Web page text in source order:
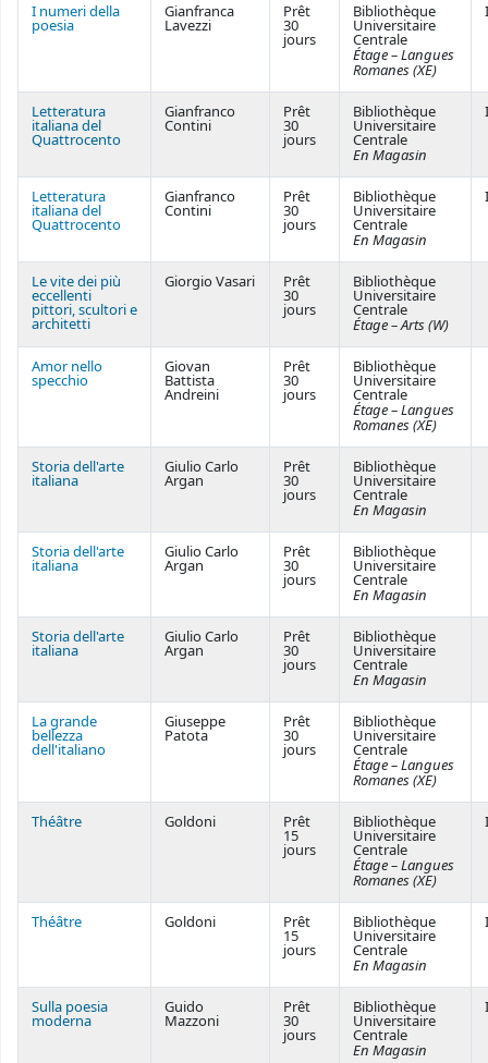
I numeri della
poesia
Gianfranca
Lavezzi
Prêt
30
jours
Bibliothèque
Universitaire
Centrale
Étage – Langues
Romanes (XE)
Letteratura
italiana del
Quattrocento
Gianfranco
Contini
Prêt
30
jours
Bibliothèque
Universitaire
Centrale
En Magasin
Letteratura
italiana del
Quattrocento
Gianfranco
Contini
Prêt
30
jours
Bibliothèque
Universitaire
Centrale
En Magasin
Le vite dei più
eccellenti
pittori, scultori e
architetti
Giorgio Vasari Prêt
30
jours
Bibliothèque
Universitaire
Centrale
Étage – Arts (W)
Amor nello
specchio
Giovan
Battista
Andreini
Prêt
30
jours
Bibliothèque
Universitaire
Centrale
Étage – Langues
Romanes (XE)
Storia dell'arte
italiana
Giulio Carlo
Argan
Prêt
30
jours
Bibliothèque
Universitaire
Centrale
En Magasin
Storia dell'arte
italiana
Giulio Carlo
Argan
Prêt
30
jours
Bibliothèque
Universitaire
Centrale
En Magasin
Storia dell'arte
italiana
Giulio Carlo
Argan
Prêt
30
jours
Bibliothèque
Universitaire
Centrale
En Magasin
La grande
bellezza
dell'italiano
Giuseppe
Patota
Prêt
30
jours
Bibliothèque
Universitaire
Centrale
Étage – Langues
Romanes (XE)
Théâtre Goldoni Prêt
15
jours
Bibliothèque
Universitaire
Centrale
Étage – Langues
Romanes (XE)
Théâtre Goldoni Prêt
15
jours
Bibliothèque
Universitaire
Centrale
En Magasin
Sulla poesia
moderna
Guido
Mazzoni
Prêt
30
jours
Bibliothèque
Universitaire
Centrale
En Magasin